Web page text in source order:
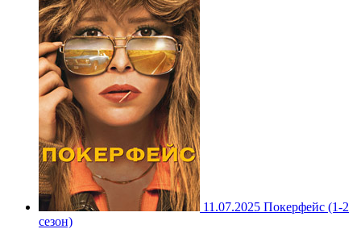
11.07.2025 Покерфейс (1-2
сезон)